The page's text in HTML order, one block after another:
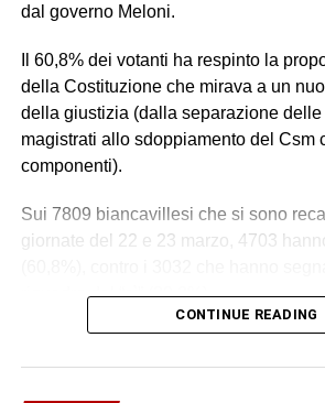
dal governo Meloni.
Il 60,8% dei votanti ha respinto la
della Costituzione che mirava a un
della giustizia (dalla separazione delle
magistrati allo sdoppiamento del Csm
componenti).
Sui 7809 biancavillesi che si sono
giornate del 22 e 23 marzo, 4703
riquadro del “sì” (39,2%).
quanti si sono recati alle urne. Un
CONTINUE READING